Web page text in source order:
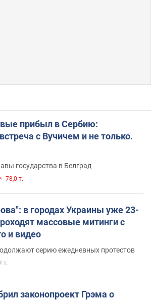
прибыл в Сербию:
с Вучичем и не только.
государства в Белград
78,0 т.
в городах Украины уже 23-
массовые митинги с
и видео
серию ежедневных протестов
т.
законопроект Грэма о